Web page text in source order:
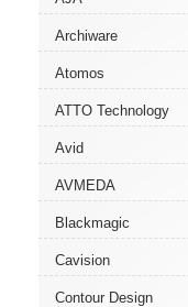
Archiware
Atomos
ATTO Technology
Avid
AVMEDA
Blackmagic
Cavision
Contour Design